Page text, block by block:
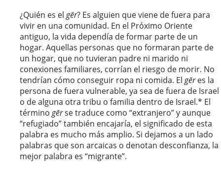
¿Quién es el gēr? Es alguien que viene de fuera para
vivir en una comunidad. En el Próximo Oriente
antiguo, la vida dependía de formar parte de un
hogar. Aquellas personas que no formaran parte de
un hogar, que no tuvieran padre ni marido ni
conexiones familiares, corrían el riesgo de morir. No
tendrían cómo conseguir ropa ni comida. El gēres la
persona de fuera vulnerable, ya sea de fuera de Israel
o de alguna otra tribu o familia dentro de Israel.* El
término gērse traduce como “extranjero” y aunque
“refugiado” también encajaría, el significado de esta
palabra es mucho más amplio. Si dejamos a un lado
palabras que son arcaicas o denotan desconfianza, la
mejor palabra es “migrante”.